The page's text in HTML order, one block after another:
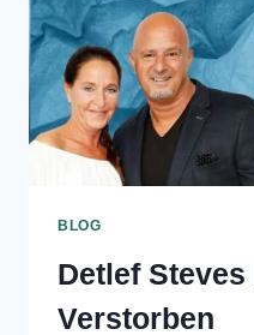
einen
WEITERLESENMANU
REIMANN